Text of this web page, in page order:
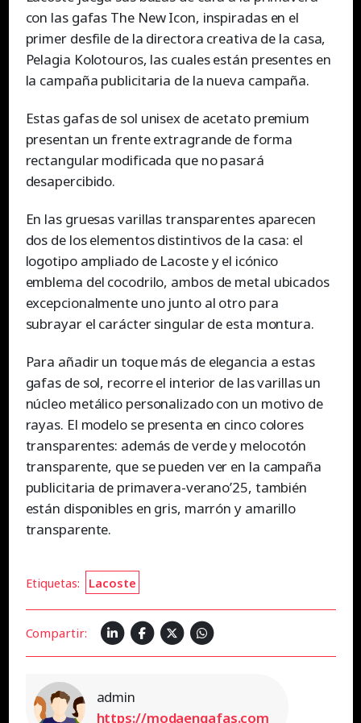
con las gafas The New Icon, inspiradas en el
primer desfile de la directora creativa de la casa,
Pelagia Kolotouros, las cuales están presentes en
la campaña publicitaria de la nueva campaña.
Estas gafas de sol unisex de acetato premium
presentan un frente extragrande de forma
rectangular modificada que no pasará
desapercibido.
En las gruesas varillas transparentes aparecen
dos de los elementos distintivos de la casa: el
logotipo ampliado de Lacoste y el icónico
emblema del cocodrilo, ambos de metal ubicados
excepcionalmente uno junto al otro para
subrayar el carácter singular de esta montura.
Para añadir un toque más de elegancia a estas
gafas de sol, recorre el interior de las varillas un
núcleo metálico personalizado con un motivo de
rayas. El modelo se presenta en cinco colores
transparentes: además de verde y melocotón
transparente, que se pueden ver en la campaña
publicitaria de primavera-verano’25, también
están disponibles en gris, marrón y amarillo
transparente.
Etiquetas: Lacoste
Compartir:
admin
https://modaengafas.com